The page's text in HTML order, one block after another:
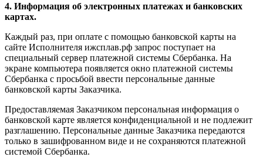
4. Информация об электронных платежах и банковских
картах.
Каждый раз, при оплате с помощью банковской карты на
сайте Исполнителя ижсплав.рф запрос поступает на
специальный сервер платежной системы Сбербанка. На
экране компьютера появляется окно платежной системы
Сбербанка с просьбой ввести персональные данные
банковской карты Заказчика.
Предоставляемая Заказчиком персональная информация о
банковской карте является конфиденциальной и не подлежит
разглашению. Персональные данные Заказчика передаются
только в зашифрованном виде и не сохраняются платежной
системой Сбербанка.